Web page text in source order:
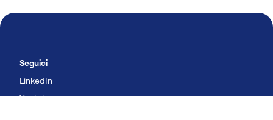
Seguici
LinkedIn
Youtube